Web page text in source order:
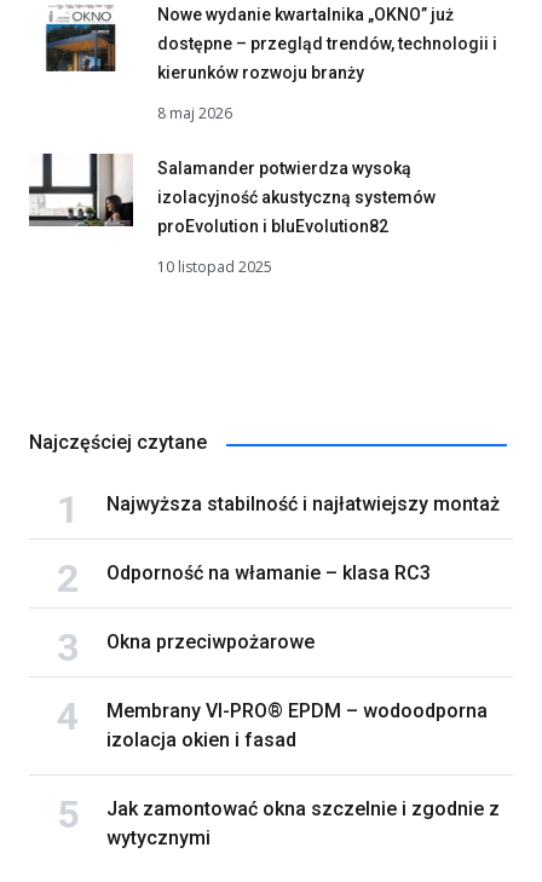
Nowe wydanie kwartalnika „OKNO” już
dostępne – przegląd trendów, technologii i
kierunków rozwoju branży
8 maj 2026
Salamander potwierdza wysoką
izolacyjność akustyczną systemów
proEvolution i bluEvolution82
10 listopad 2025
Najczęściej czytane
Najwyższa stabilność i najłatwiejszy montaż
Odporność na włamanie – klasa RC3
Okna przeciwpożarowe
Membrany VI-PRO® EPDM – wodoodporna
izolacja okien i fasad
Jak zamontować okna szczelnie i zgodnie z
wytycznymi